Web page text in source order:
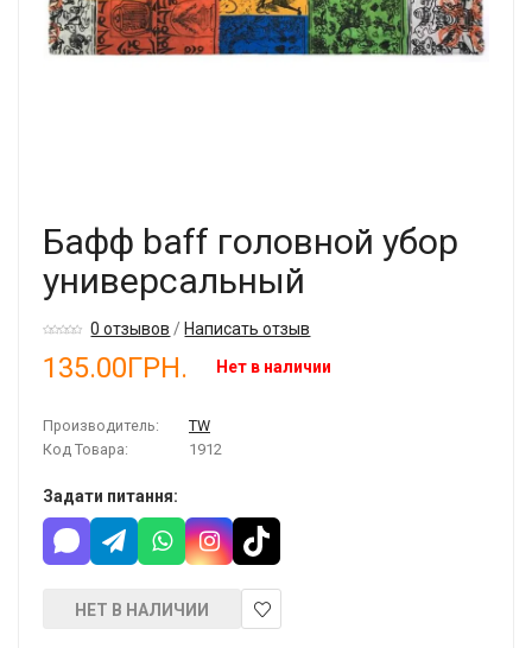
Бафф baff головной убор
универсальный
0 отзывов /Написать отзыв
135.00ГРН. Нет в наличии
Производитель:
TW
Код Товара:
1912
Задати питання:
НЕТ В НАЛИЧИИ